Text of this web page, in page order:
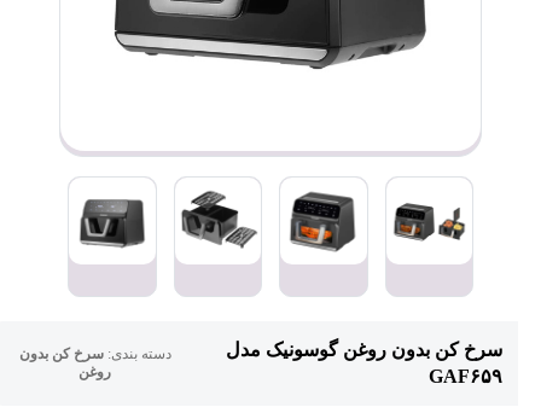
سرخ کن بدون روغن گوسونیک مدل
GAF۶۵۹
دسته بندی:سرخ کن بدون
روغن